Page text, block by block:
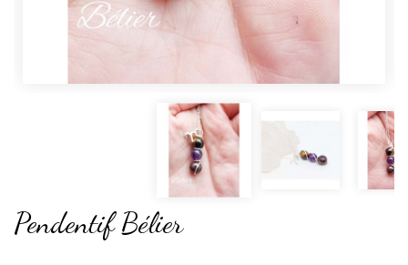
Pendentif Bélier